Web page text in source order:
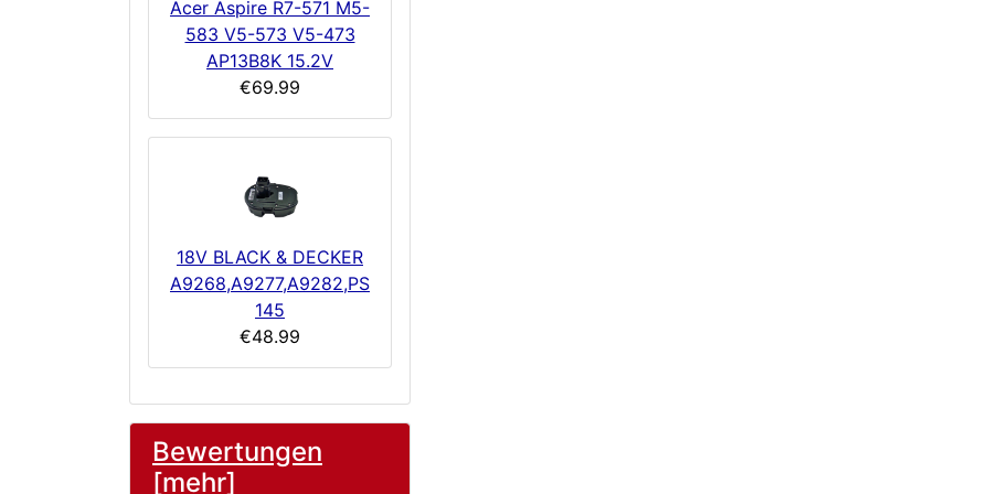
Acer Aspire R7-571 M5-
583 V5-573 V5-473
AP13B8K 15.2V
€69.99
18V BLACK & DECKER
A9268,A9277,A9282,PS
145
€48.99
Bewertungen
[mehr]